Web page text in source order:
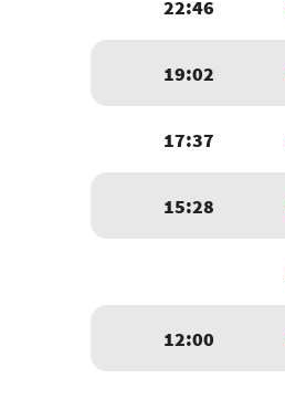
22:46
19:02
17:37
15:28
12:00